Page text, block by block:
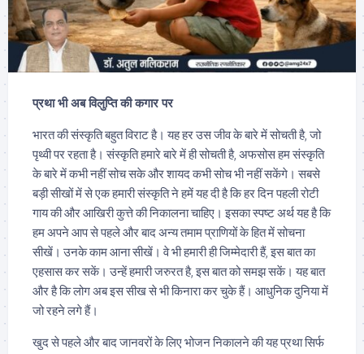
प्रथा भी अब विलुप्ति की कगार पर
भारत की संस्कृति बहुत विराट है। यह हर उस जीव के बारे में सोचती है, जो
पृथ्वी पर रहता है। संस्कृति हमारे बारे में ही सोचती है, अफसोस हम संस्कृति
के बारे में कभी नहीं सोच सके और शायद कभी सोच भी नहीं सकेंगे। सबसे
बड़ी सीखों में से एक हमारी संस्कृति ने हमें यह दी है कि हर दिन पहली रोटी
गाय की और आखिरी कुत्ते की निकालना चाहिए। इसका स्पष्ट अर्थ यह है कि
हम अपने आप से पहले और बाद अन्य तमाम प्राणियों के हित में सोचना
सीखें। उनके काम आना सीखें। वे भी हमारी ही जिम्मेदारी हैं, इस बात का
एहसास कर सकें। उन्हें हमारी जरुरत है, इस बात को समझ सकें। यह बात
और है कि लोग अब इस सीख से भी किनारा कर चुके हैं। आधुनिक दुनिया में
जो रहने लगे हैं।
खुद से पहले और बाद जानवरों के लिए भोजन निकालने की यह प्रथा सिर्फ